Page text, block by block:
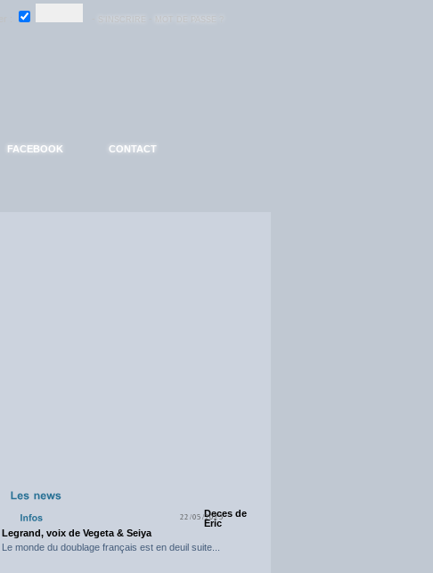
FACEBOOK CONTACT
22/05/2025Deces de
Eric
Legrand, voix de Vegeta & Seiya
Le monde du doublage français est en deuil suite...